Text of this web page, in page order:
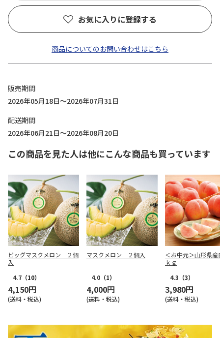
お気に入りに登録する
商品についてのお問い合わせはこちら
販売期間
2026年05月18日～2026年07月31日
配送期間
2026年06月21日～2026年08月20日
この商品を見た人は他にこんな商品も買っています
ビッグマスクメロン ２個
入
4.7 （10）
4,150円
(送料・税込)
マスクメロン ２個入
4.0 （1）
4,000円
(送料・税込)
＜お中元＞山形県産
ｋｇ
4.3 （3）
3,980円
(送料・税込)